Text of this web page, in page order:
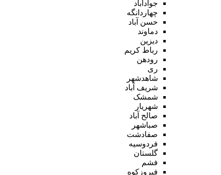
جوادآباد
چهاردانگه
حسن آباد
دماوند
دیزین
رباط کریم
رودهن
ری
شاهدشهر
شریف آباد
شمشک
شهریار
صالح آباد
صباشهر
صفادشت
فردوسیه
گلستان
فشم
فیروزکوه